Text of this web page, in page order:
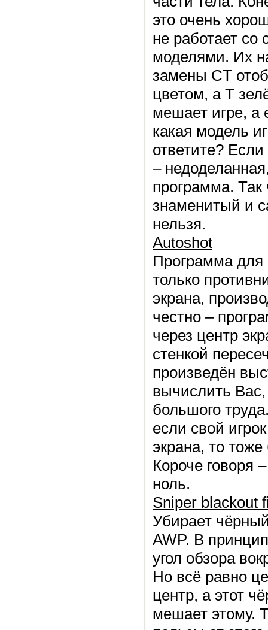
это очень
не работает со
моделями. Их
замены CT
цветом, а T
мешает игре, а
какая модель
ответите?
–
программа. Так
знаменитый и
нельзя.
Autoshot
Программа для
только
экрана,
честно –
через центр
стенкой
произведён
вычислить Вас,
большого
если свой
экрана, то
Короче говоря
ноль.
Sniper blackout
Убирает
AWP. В
угол обзора
Но всё равно
центр, а этот
мешает этому.